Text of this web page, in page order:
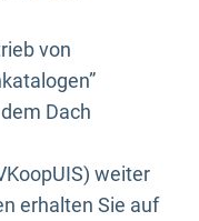
von
Dach
weiter
erhalten Sie auf